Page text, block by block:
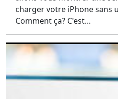
charger votre iPhone sans
Comment ça? C'est…